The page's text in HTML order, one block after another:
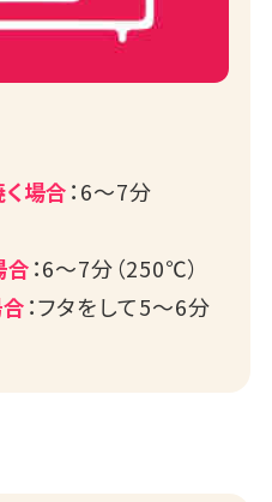
場合：6～7分
合：6～7分（250℃）
：フタをして5～6分